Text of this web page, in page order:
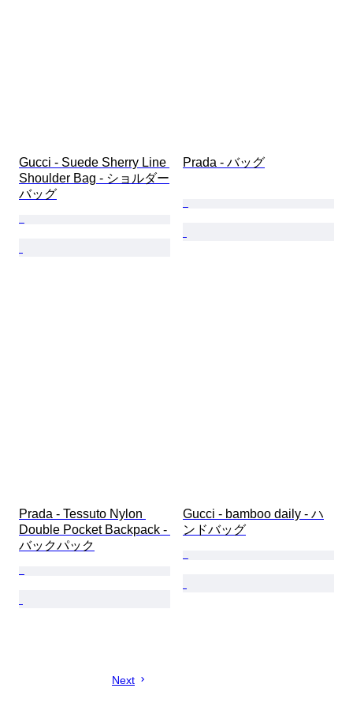
Gucci - Suede Sherry Line
Shoulder Bag - ショルダー
バッグ
Prada - バッグ
Prada - Tessuto Nylon
Double Pocket Backpack -
バックパック
Gucci - bamboo daily - ハ
ンドバッグ
Next